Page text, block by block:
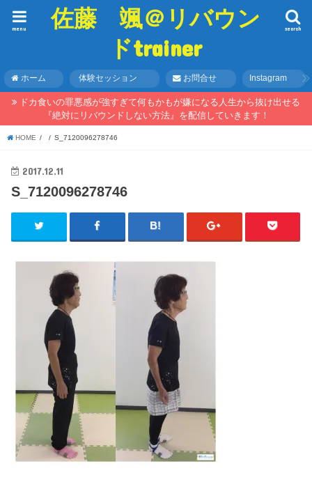
佐藤 颯＠リバウン
ドtrainer
search
menu
ホーム 体験セッション お問合せ Instagram
ドカ食いの罪悪感が強すぎて何もかもが嫌になる人生から抜け出せる
『絶対にリバウンドしない方法』を配信していきます！
HOME S_7120096278746
2017.12.11
S_7120096278746